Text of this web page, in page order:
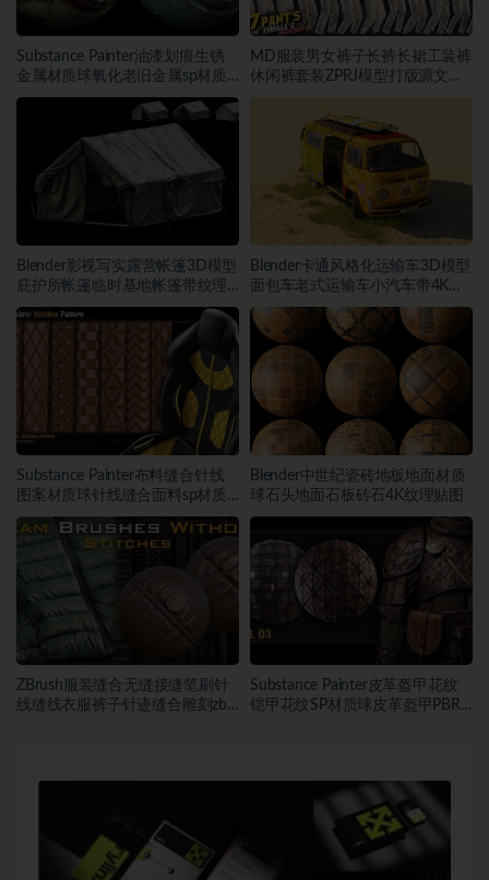
Substance Painter油漆划痕生锈
金属材质球氧化老旧金属sp材质
球
MD服装男女裤子长裤长裙工装裤
休闲裤套装ZPRJ模型打版源文件
Blender影视写实露营帐篷3D模型
庇护所帐篷临时基地帐篷带纹理
贴图
Blender卡通风格化运输车3D模型
面包车老式运输车小汽车带4K纹
理
Substance Painter布料缝合针线
图案材质球针线缝合面料sp材质
球
Blender中世纪瓷砖地板地面材质
球石头地面石板砖石4K纹理贴图
ZBrush服装缝合无缝接缝笔刷针
线缝线衣服裤子针迹缝合雕刻zb
Substance Painter皮革盔甲花纹
铠甲花纹SP材质球皮革盔甲PBR